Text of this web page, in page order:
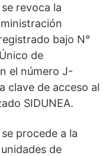
revoca la
bajo N°
de
el número J-
clave de acceso al
SIDUNEA.
procede a la
de